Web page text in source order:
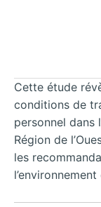
Cette étude
conditions de
personnel dans
Région de
les